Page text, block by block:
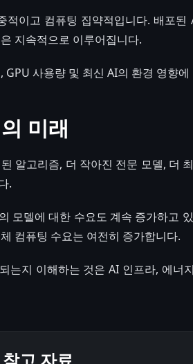
적이고 컴퓨팅 집약적입니다. 배포
지속적으로 이루어집니다.
GPU 사용량 및 최신 AI의 환경 영향
미래
알고리즘, 더 작아진 전문 모델, 더
.
모델에 대한 수요도 계속 증가하고
컴퓨팅 수요는 여전히 증가합니다.
는지 이해하는 것은 AI 인프라, 에너
고 자료